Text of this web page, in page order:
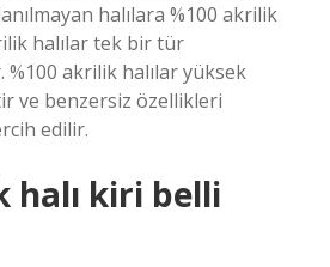
halılara %100 akrilik
halılar tek bir tür
%100 akrilik halılar yüksek
ve benzersiz özellikleri
edilir.
halı kiri belli